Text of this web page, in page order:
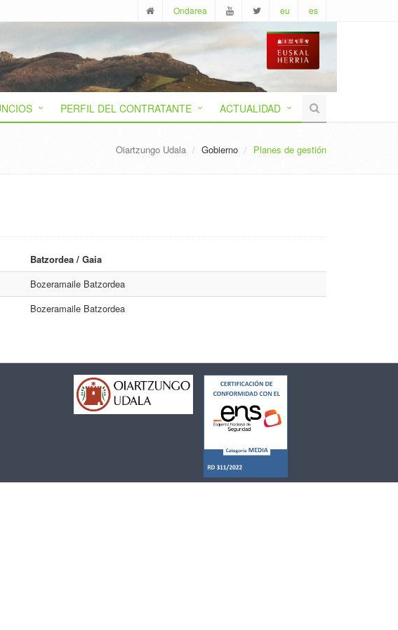
Ondarea eu es
PERFIL DEL CONTRATANTE ACTUALIDAD
Oiartzungo Udala Gobierno Planes de gestión
Batzordea / Gaia
Bozeramaile Batzordea
Bozeramaile Batzordea